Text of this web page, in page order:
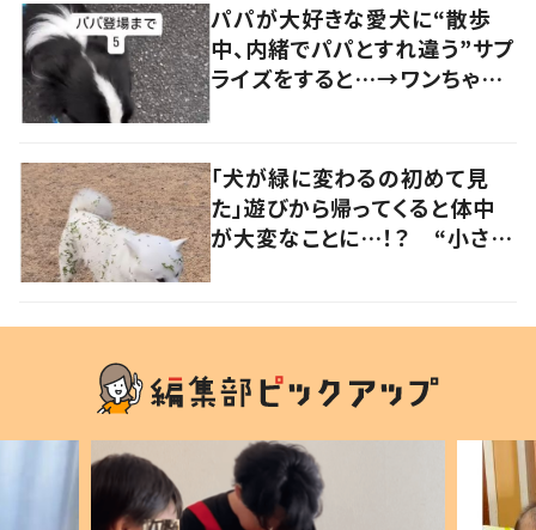
パパが大好きな愛犬に“散歩
中、内緒でパパとすれ違う”サプ
ライズをすると…→ワンちゃん
「犬が緑に変わるの初めて見
た」遊びから帰ってくると体中
が大変なことに…！？ “小さい